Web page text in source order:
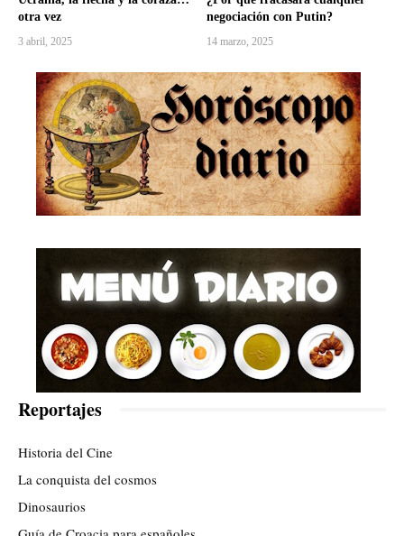
otra vez
3 abril, 2025
negociación con Putin?
14 marzo, 2025
Reportajes
Historia del Cine
La conquista del cosmos
Dinosaurios